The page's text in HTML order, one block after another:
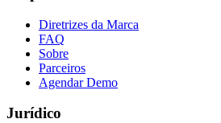
Diretrizes da Marca
FAQ
Sobre
Parceiros
Agendar Demo
Jurídico